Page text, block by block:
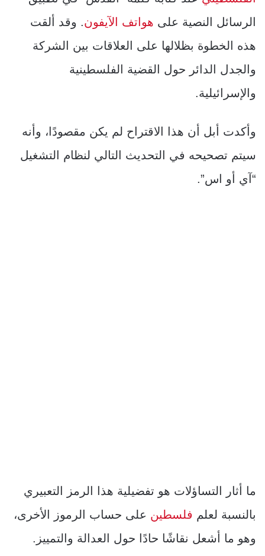
الرسائل النصية على هواتف الآيفون. وقد ألقت
هذه الخطوة بظلالها على العلاقات بين الشركة
والجدل الدائر حول القضية الفلسطينية
والإسرائيلية.
وأكدت أبل أن هذا الاقتراح لم يكن مقصودًا، وأنه
سيتم تصحيحه في التحديث التالي لنظام التشغيل
“آي أو اس”.
ما أثار التساؤلات هو تفضيلية هذا الرمز التعبيري
بالنسبة لعلم فلسطين على حساب الرموز الأخرى،
وهو ما أشعل نقاشًا حادًا حول العدالة والتمييز.